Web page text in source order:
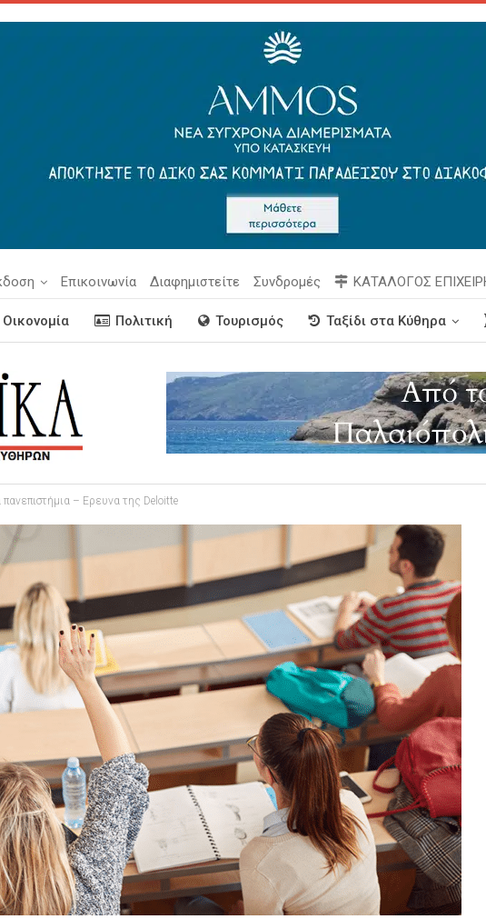
Επικοινωνία Διαφημιστείτε Συνδρομές ΚΑΤΑΛΟΓΟΣ
Οικονομία Πολιτική Τουρισμός Ταξίδι στα Κύθηρα
– Ερευνα της Deloitte